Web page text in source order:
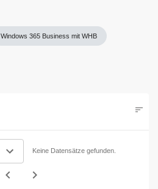
Windows 365 Business mit WHB
sort
Keine Datensätze gefunden.
navigate_before navigate_next